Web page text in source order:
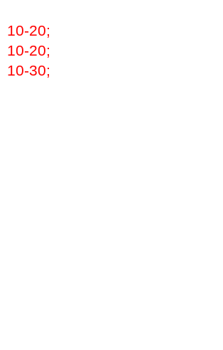
10-20;
10-20;
10-30;